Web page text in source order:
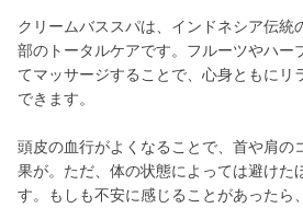
クリームバススパは、インドネシア伝統
部のトータルケアです。フルーツやハー
てマッサージすることで、心身ともにリ
できます。
頭皮の血行がよくなることで、首や肩の
果が。ただ、体の状態によっては避けた
す。もしも不安に感じることがあったら